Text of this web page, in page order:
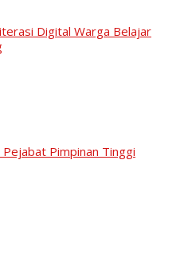
Digital Warga Belajar
Pimpinan Tinggi